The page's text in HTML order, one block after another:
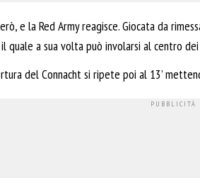
e la Red Army reagisce. Giocata da
quale a sua volta può involarsi al centro
del Connacht si ripete poi al 13’